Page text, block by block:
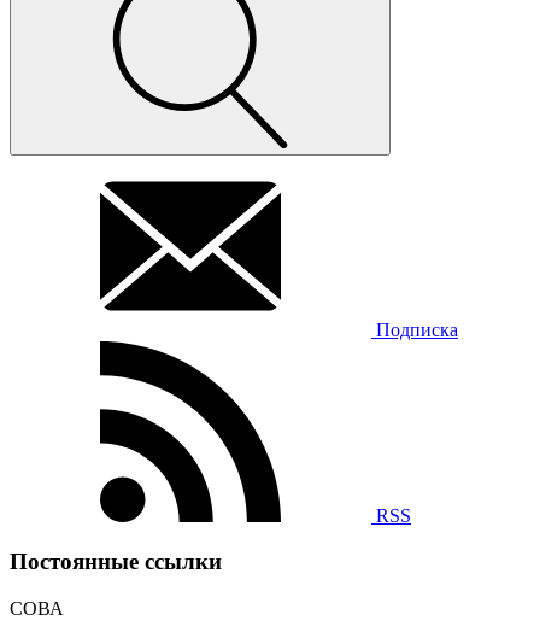
Подписка
RSS
Постоянные ссылки
СОВА